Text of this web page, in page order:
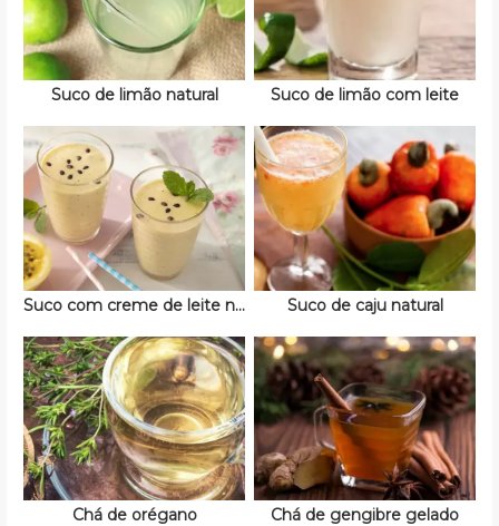
Suco de limão natural Suco de limão com leite
Suco com creme de leite no liquidificador Suco de caju natural
Chá de orégano Chá de gengibre gelado